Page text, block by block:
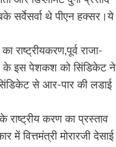
सर्वेसर्वा थे पीएन हक्सर।ये
राष्ट्रीयकरण,पूर्व राजा-
के इस पेशकश को सिंडिकेट ने
से आर-पार की लडाई
करण का प्रस्ताव
में वित्तमंत्री मोरारजी देसाई